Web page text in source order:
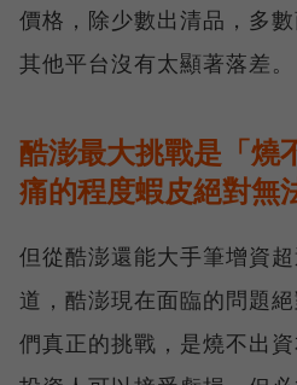
價格，除少數出清品，多
其他平台沒有太顯著落差。
酷澎最大挑戰是「燒
痛的程度蝦皮絕對無
但從酷澎還能大手筆增資
道，酷澎現在面臨的問題
們真正的挑戰，是燒不出